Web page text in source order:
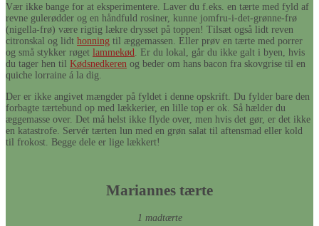
Vær ikke bange for at eksperimentere. Laver du f.eks. en tærte med fyld af
revne gulerødder og en håndfuld rosiner, kunne jomfru-i-det-grønne-frø
(nigella-frø) være rigtig lækre drysset på toppen! Tilsæt også lidt reven
citronskal og lidt honning til æggemassen. Eller prøv en tærte med porrer
og små stykker røget lammekød
. Er du lokal, går du ikke galt i byen, hvis
du tager hen til Kødsnedkeren og beder om hans bacon fra skovgrise til en
quiche lorraine á la dig.
Der er ikke angivet mængder på fyldet i denne opskrift. Du fylder bare den
forbagte tærtebund op med lækkerier, en lille top er ok. Så hælder du
æggemasse over. Det må helst ikke flyde over, men hvis det gør, er det ikke
en katastrofe. Servér tærten lun med en grøn salat til aftensmad eller kold
til frokost. Begge dele er lige lækkert!
Mariannes tærte
1 madtærte